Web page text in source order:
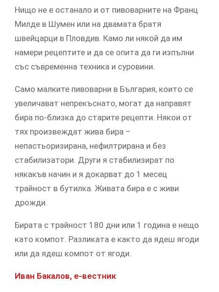
Нищо не е останало и от пивоварните на Франц
Милде в Шумен или на двамата братя
швейцарци в Пловдив. Камо ли някой да им
намери рецептите и да се опита да ги изпълни
със съвременна техника и суровини.
Само малките пивоварни в България, които се
увеличават непрекъснато, могат да направят
бира по-близка до старите рецепти. Някои от
тях произвеждат жива бира –
непастьоризирана, нефилтрирана и без
стабилизатори. Други я стабилизират по
някакъв начин и я докарват до 1 месец
трайност в бутилка. Живата бира е с живи
дрожди.
Бирата с трайност 180 дни или 1 година е нещо
като компот. Разликата е както да ядеш ягоди
или да ядеш компот от ягоди.
Иван Бакалов, е-вестник